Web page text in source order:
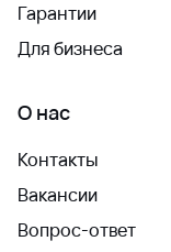
Гарантии
Для бизнеса
О нас
Контакты
Вакансии
Вопрос-ответ